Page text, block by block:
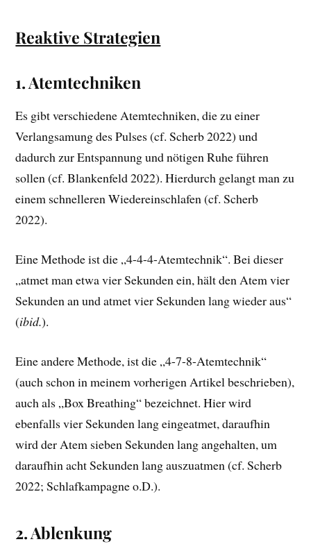
Reaktive Strategien
1. Atemtechniken
Es gibt verschiedene Atemtechniken, die zu einer
Verlangsamung des Pulses (cf. Scherb 2022) und
dadurch zur Entspannung und nötigen Ruhe führen
sollen (cf. Blankenfeld 2022). Hierdurch gelangt man zu
einem schnelleren Wiedereinschlafen (cf. Scherb
2022).
Eine Methode ist die „4-4-4-Atemtechnik“. Bei dieser
„atmet man etwa vier Sekunden ein, hält den Atem vier
Sekunden an und atmet vier Sekunden lang wieder aus“
(ibid.).
Eine andere Methode, ist die „4-7-8-Atemtechnik“
(auch schon in meinem vorherigen Artikel beschrieben),
auch als „Box Breathing“ bezeichnet. Hier wird
ebenfalls vier Sekunden lang eingeatmet, daraufhin
wird der Atem sieben Sekunden lang angehalten, um
daraufhin acht Sekunden lang auszuatmen (cf. Scherb
2022; Schlafkampagne o.D.).
2. Ablenkung